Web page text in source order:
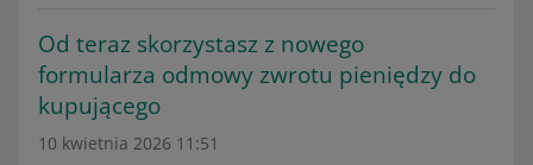
Od teraz skorzystasz z nowego
formularza odmowy zwrotu pieniędzy do
kupującego
10 kwietnia 2026 11:51